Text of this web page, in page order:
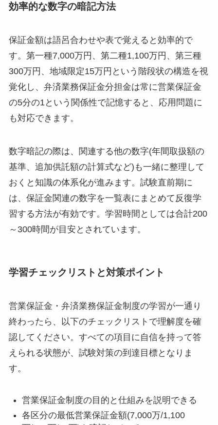
効率的な数字の暗記方法
保証金額は語呂合わせや表で覚えると効率的で
す。第一種7,000万円、第二種1,100万円、第三種
300万円、地域限定15万円という階段状の構造を視
覚化し、弁済業務保証金分担金は常に営業保証金
の5分の1という関係性で記憶すると、応用問題に
も対応できます。
数字暗記の際は、関連する他の数字(年間取扱額の
基準、追加供託額の計算式など)も一緒に整理して
おくと知識の体系化が進みます。試験直前期に
は、保証金関連の数字を一覧表にまとめて反復学
習する方法が有効です。学習時間としては合計200
～300時間が目安とされています。
学習チェックリストと対策ポイント
営業保証金・弁済業務保証金制度の学習が一通り
終わったら、以下のチェックリストで理解度を確
認してください。すべての項目に自信を持って答
えられる状態が、試験対策の到達目標となりま
す。
営業保証金制度の目的と仕組みを説明できる
各区分の最低営業保証金額(7,000万/1,100